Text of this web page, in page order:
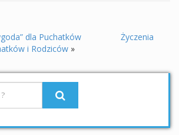
dla Puchatków
Życzenia
i Rodziców »